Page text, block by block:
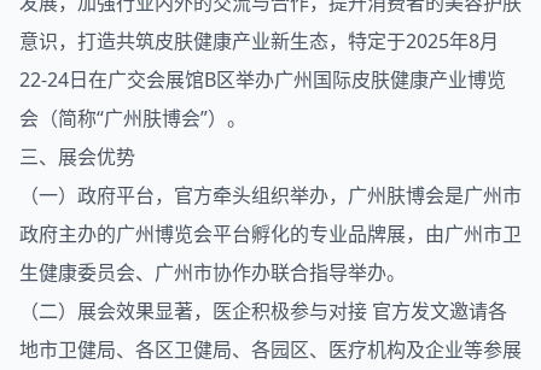
意识，打造共筑皮肤健康产业新生态，特定于2025年8月
22-24日在广交会展馆B区举办广州国际皮肤健康产业博览
会（简称“广州肤博会”）。
三、展会优势
（一）政府平台，官方牵头组织举办，广州肤博会是广州市
政府主办的广州博览会平台孵化的专业品牌展，由广州市卫
生健康委员会、广州市协作办联合指导举办。
（二）展会效果显著，医企积极参与对接 官方发文邀请各
地市卫健局、各区卫健局、各园区、医疗机构及企业等参展